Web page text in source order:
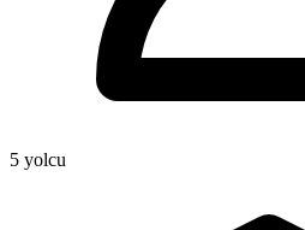
5 yolcu